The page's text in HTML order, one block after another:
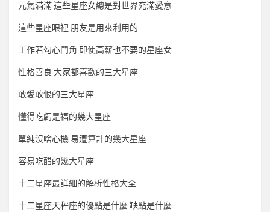
元氣滿滿 這些星座女總是對世界充滿愛意
這些星座眼裡 朋友是用來利用的
工作若勾心鬥角 即使高薪也不要的星座女
性格善良 大家都喜歡的三大星座
敢愛敢恨的三大星座
懂得吃虧是福的幾大星座
單純沒啥心機 易遭算計的幾大星座
容易吃醋的幾大星座
十二星座最詳細的解析性格大全
十二星座天秤座的優點是什麼 缺點是什麼